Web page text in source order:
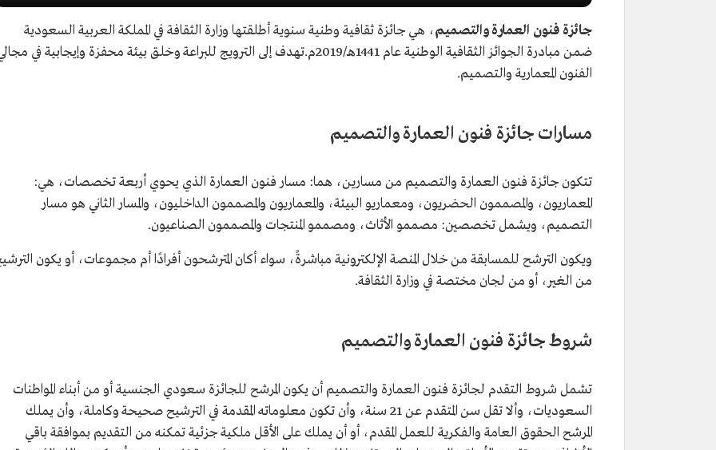
جائزة فنون العمارة والتصميم، هي جائزة ثقافية وطنية سنوية أطلقتها وزارة الثقافة في المملكة العربية السعودية
ضمن مبادرة الجوائز الثقافية الوطنية عام 1441هـ/2019م.تهدف إلى الترويج للبراعة وخلق بيئة محفزة وإيجابية في
الفنون المعمارية والتصميم.
مسارات جائزة فنون العمارة والتصميم
تتكون جائزة فنون العمارة والتصميم من مسارين، هما: مسار فنون العمارة الذي يحوي أربعة تخصصات، هي:
المعماريون، والمصممون الحضريون، ومعماريو البيئة، والمعماريون والمصممون الداخليون، والمسار الثاني هو مسار
التصميم، ويشمل تخصصين: مصممو الأثاث، ومصممو المنتجات والمصممون الصناعيون.
ويكون الترشح للمسابقة من خلال المنصة الإلكترونية مباشرةً، سواء أكان المترشحون أفرادًا أم مجموعات، أو يكون
من الغير، أو من لجان مختصة في وزارة الثقافة.
شروط جائزة فنون العمارة والتصميم
تشمل شروط التقدم لجائزة فنون العمارة والتصميم أن يكون المرشح للجائزة سعودي الجنسية أو من أبناء المواطنات
السعوديات، وألا تقل سن المتقدم عن 21 سنة، وأن تكون معلوماته المقدمة في الترشيح صحيحة وكاملة، وأن يملك
المرشح الحقوق العامة والفكرية للعمل المقدم، أو أن يملك على الأقل ملكية جزئية تمكنه من التقديم بموافقة باقي